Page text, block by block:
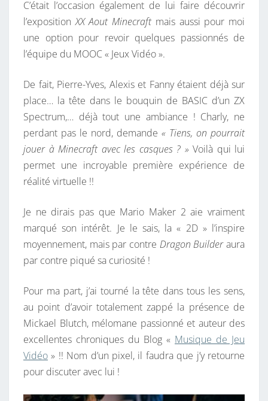
A
L
L
A
D
E
L
I
È
G
C’était l’occasion également de lui faire découvrir
l’expositionXX Aout Minecraftmais aussi pour moi
une option pour revoir quelques passionnés de
l’équipe du MOOC « Jeux Vidéo ».
De fait, Pierre-Yves, Alexis et Fanny étaient déjà sur
place… la tête dans le bouquin de BASIC d’un ZX
Spectrum,… déjà tout une ambiance ! Charly, ne
perdant pas le nord, demande « Tiens, on pourrait
jouer à Minecraft avec les casques ? » Voilà qui lui
permet une incroyable première expérience de
réalité virtuelle !!
Je ne dirais pas que Mario Maker 2 aie vraiment
marqué son intérêt. Je le sais, la « 2D » l’inspire
moyennement, mais par contre Dragon Builderaura
par contre piqué sa curiosité !
Pour ma part, j’ai tourné la tête dans tous les sens,
au point d’avoir totalement zappé la présence de
Mickael Blutch, mélomane passionné et auteur des
excellentes chroniques du Blog « Musique de Jeu
Vidéo » !! Nom d’un pixel, il faudra que j’y retourne
pour discuter avec lui !